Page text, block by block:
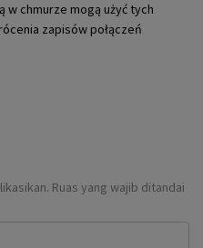
w chmurze mogą użyć tych
zapisów połączeń
Ruas yang wajib ditandai